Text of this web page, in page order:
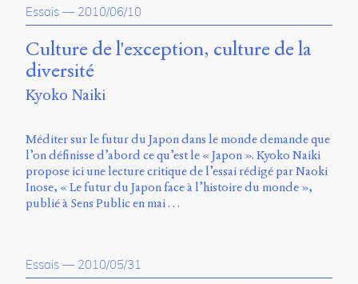
Essais — 2010/06/10
Culture de l'exception, culture de la
diversité
Kyoko Naiki
Méditer sur le futur du Japon dans le monde demande que
l’on définisse d’abord ce qu’est le « Japon ». Kyoko Naiki
propose ici une lecture critique de l’essai rédigé par Naoki
Inose, « Le futur du Japon face à l’histoire du monde »,
publié à Sens Public en mai …
Essais — 2010/05/31